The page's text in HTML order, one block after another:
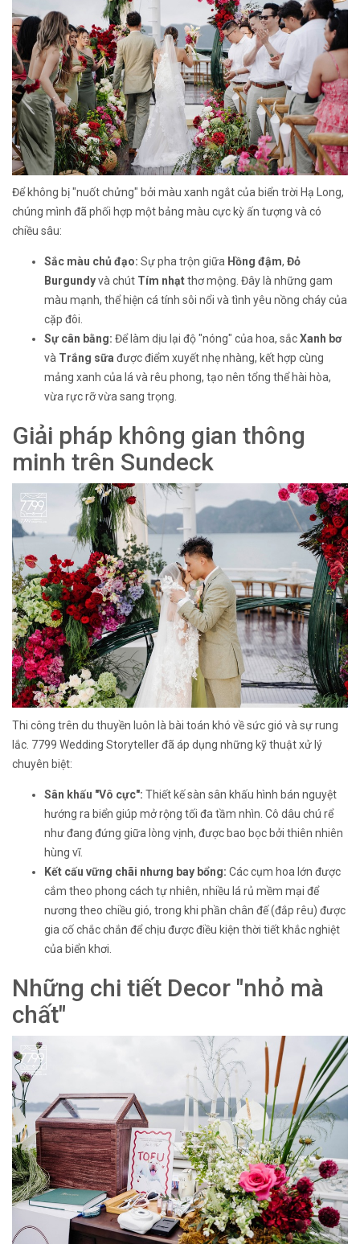
Để không bị "nuốt chửng" bởi màu xanh ngắt của biển trời Hạ Long,
chúng mình đã phối hợp một bảng màu cực kỳ ấn tượng và có
chiều sâu:
Sắc màu chủ đạo: Sự pha trộn giữa Hồng đậm, Đỏ
Burgundyvà chút Tím nhạtthơ mộng. Đây là những gam
màu mạnh, thể hiện cá tính sôi nổi và tình yêu nồng cháy của
cặp đôi.
Sự cân bằng: Để làm dịu lại độ "nóng" của hoa, sắcXanh bơ
và Trắng sữa được điểm xuyết nhẹ nhàng, kết hợp cùng
mảng xanh của lá và rêu phong, tạo nên tổng thể hài hòa,
vừa rực rỡ vừa sang trọng.
Giải pháp không gian thông
minh trên Sundeck
Thi công trên du thuyền luôn là bài toán khó về sức gió và sự rung
lắc. 7799 Wedding Storyteller đã áp dụng những kỹ thuật xử lý
chuyên biệt:
Sân khấu "Vô cực": Thiết kế sàn sân khấu hình bán nguyệt
hướng ra biển giúp mở rộng tối đa tầm nhìn. Cô dâu chú rể
như đang đứng giữa lòng vịnh, được bao bọc bởi thiên nhiên
hùng vĩ.
Kết cấu vững chãi nhưng bay bổng: Các cụm hoa lớn được
cắm theo phong cách tự nhiên, nhiều lá rủ mềm mại để
nương theo chiều gió, trong khi phần chân đế (đắp rêu) được
gia cố chắc chắn để chịu được điều kiện thời tiết khắc nghiệt
của biển khơi.
Những chi tiết Decor "nhỏ mà
chất"